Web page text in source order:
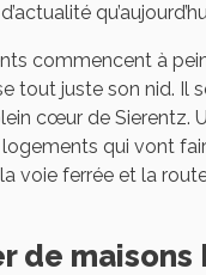
commencent à
tout juste son nid. Il
cœur de Sierentz.
qui vont
voie ferrée et la
de maisons